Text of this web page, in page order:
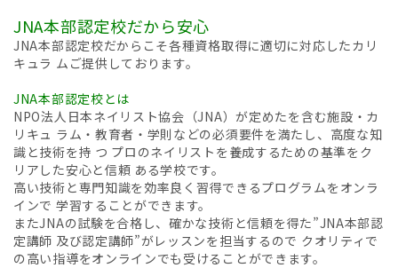
JNA本部認定校だから安心
JNA本部認定校だからこそ各種資格取得に適切に対応したカリ
キュラ ムご提供しております。
JNA本部認定校とは
NPO法人日本ネイリスト協会（JNA）が定めたを含む施設・カ
リキュ ラム・教育者・学則などの必須要件を満たし、高度な知
識と技術を持 つ プロのネイリストを養成するための基準をク
リアした安心と信頼 ある学校です。
高い技術と専門知識を効率良く習得できるプログラムをオンラ
インで 学習することができます。
またJNAの試験を合格し、確かな技術と信頼を得た”JNA本部認
定講師 及び認定講師”がレッスンを担当するので クオリティで
の高い指導をオンラインでも受けることができます。